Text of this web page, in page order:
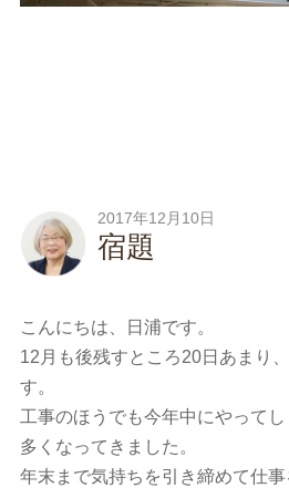
2017年12月10日
宿題
こんにちは、日浦です。
12月も後残すところ20日あまり
す。
工事のほうでも今年中にやって
多くなってきました。
年末まで気持ちを引き締めて仕